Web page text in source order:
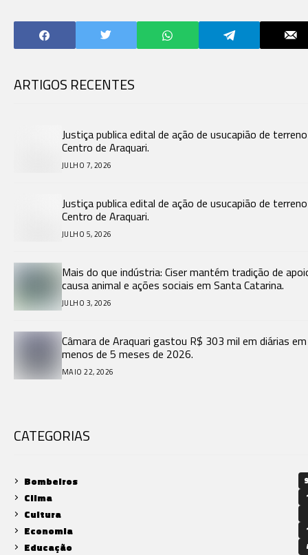
Crítico.
ARTIGOS RECENTES
Justiça publica edital de ação de usucapião de
Centro de Araquari.
JULHO 7, 2026
Justiça publica edital de ação de usucapião de
Centro de Araquari.
JULHO 5, 2026
Mais do que indústria: Ciser mantém tradição de
causa animal e ações sociais em Santa Catarina.
JULHO 3, 2026
Câmara de Araquari gastou R$ 303 mil em diárias em
menos de 5 meses de 2026.
MAIO 22, 2026
CATEGORIAS
Bombeiros
Clima
Cultura
Economia
Educação